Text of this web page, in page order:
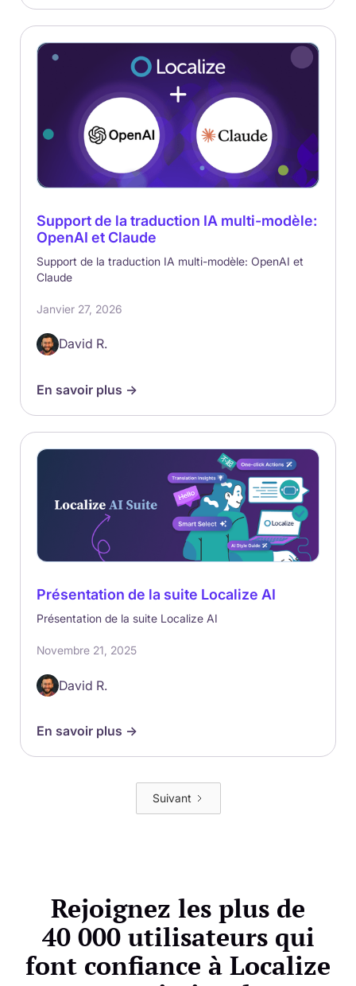
Support de la traduction IA multi-modèle:
OpenAI et Claude
Support de la traduction IA multi-modèle: OpenAI et
Claude
Janvier 27, 2026
David R.
En savoir plus ->
Présentation de la suite Localize AI
Présentation de la suite Localize AI
Novembre 21, 2025
David R.
En savoir plus ->
Suivant
Rejoignez les plus de
40 000 utilisateurs qui
font confiance à Localize